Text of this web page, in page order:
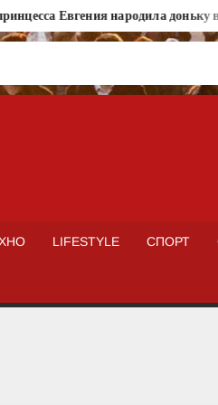
Евгения народила доньку в
LIFESTYLE СПОРТ